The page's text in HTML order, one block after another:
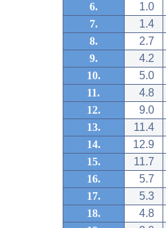
6.
1.0
7.
1.4
8.
2.7
9.
4.2
10.
5.0
11.
4.8
12.
9.0
13.
11.4
14.
12.9
15.
11.7
16.
5.7
17.
5.3
18.
4.8